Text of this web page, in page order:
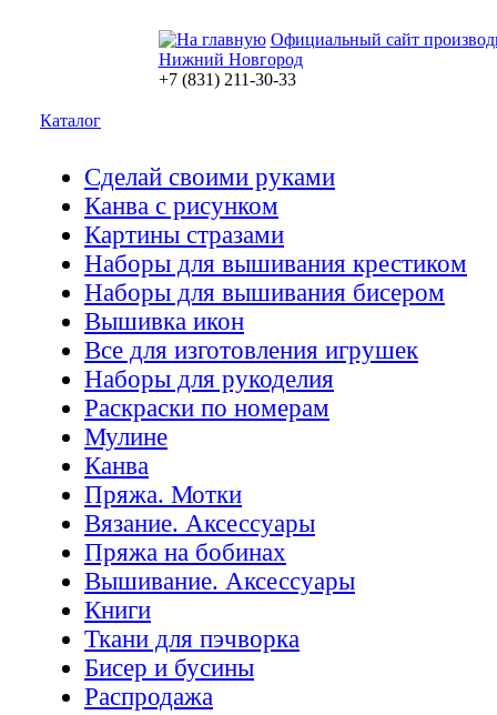
Официальный сайт
Нижний Новгород
+7 (831) 211-30-33
Каталог
Сделай своими руками
Канва с рисунком
Картины стразами
Наборы для вышивания крестиком
Наборы для вышивания бисером
Вышивка икон
Все для изготовления игрушек
Наборы для рукоделия
Раскраски по номерам
Мулине
Канва
Пряжа. Мотки
Вязание. Аксессуары
Пряжа на бобинах
Вышивание. Аксессуары
Книги
Ткани для пэчворка
Бисер и бусины
Распродажа